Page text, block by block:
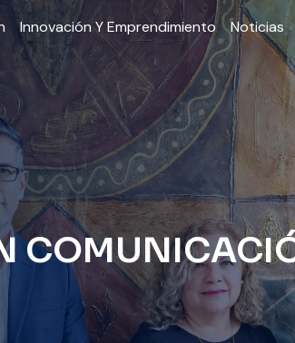
Innovación Y Emprendimiento Noticias